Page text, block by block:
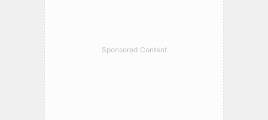
Sponsored Content